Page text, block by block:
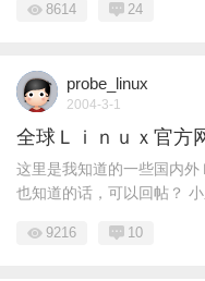
8614 24
probe_linux
2004-3-1
全球Ｌｉｎｕｘ官方
这里是我知道的一些国内
也知道的话，可以回帖？ 小
9216 10